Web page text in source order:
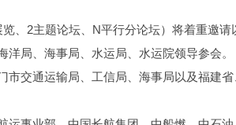
、2主题论坛、N平行分论坛）将着重邀请
洋局、海事局、水运局、水运院领导参会。
市交通运输局、工信局、海事局以及福建